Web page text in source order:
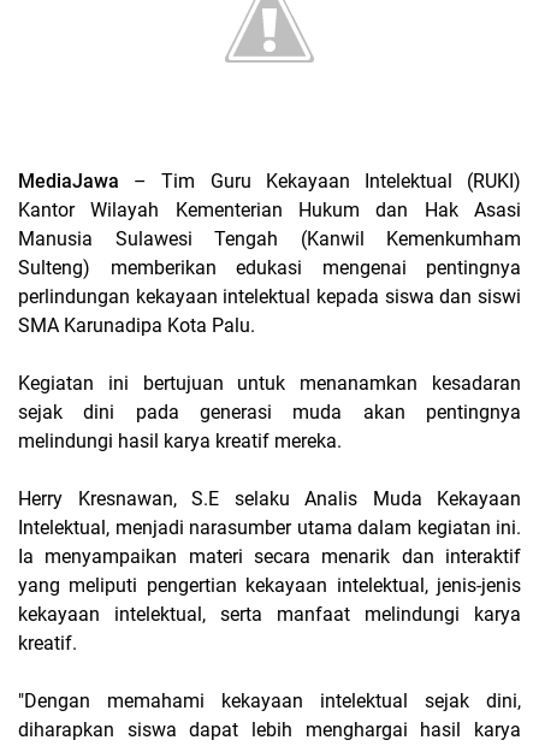
MediaJawa – Tim Guru Kekayaan Intelektual (RUKI)
Kantor Wilayah Kementerian Hukum dan Hak Asasi
Manusia Sulawesi Tengah (Kanwil Kemenkumham
Sulteng) memberikan edukasi mengenai pentingnya
perlindungan kekayaan intelektual kepada siswa dan siswi
SMA Karunadipa Kota Palu.
Kegiatan ini bertujuan untuk menanamkan kesadaran
sejak dini pada generasi muda akan pentingnya
melindungi hasil karya kreatif mereka.
Herry Kresnawan, S.E selaku Analis Muda Kekayaan
Intelektual, menjadi narasumber utama dalam kegiatan ini.
Ia menyampaikan materi secara menarik dan interaktif
yang meliputi pengertian kekayaan intelektual, jenis-jenis
kekayaan intelektual, serta manfaat melindungi karya
kreatif.
"Dengan memahami kekayaan intelektual sejak dini,
diharapkan siswa dapat lebih menghargai hasil karya